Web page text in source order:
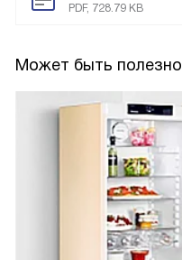
PDF, 728.79 KB
Может быть полезно